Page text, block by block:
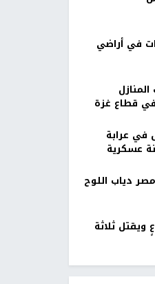
في أراضي
قطاع غزة
في عرابة
عسكرية
دياب اللوح
ويقتل ثلاثة